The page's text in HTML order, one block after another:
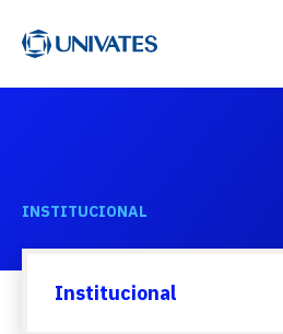
INSTITUCIONAL
Institucional